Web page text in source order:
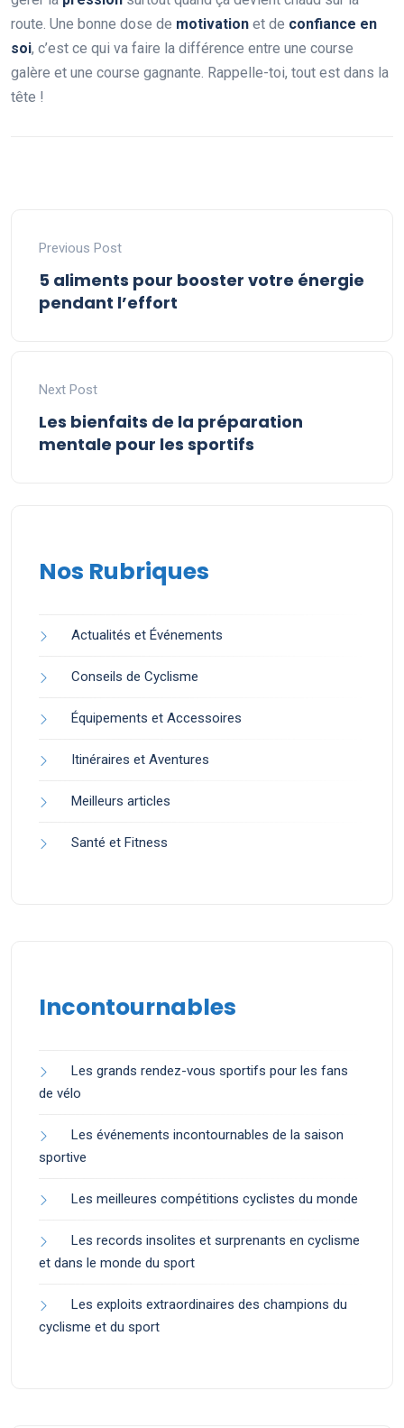
route. Une bonne dose de motivation et de confiance en
soi, c’est ce qui va faire la différence entre une course
galère et une course gagnante. Rappelle-toi, tout est dans la
tête !
Previous Post
5 aliments pour booster votre énergie
pendant l’effort
Next Post
Les bienfaits de la préparation
mentale pour les sportifs
Nos Rubriques
Actualités et Événements
Conseils de Cyclisme
Équipements et Accessoires
Itinéraires et Aventures
Meilleurs articles
Santé et Fitness
Incontournables
Les grands rendez-vous sportifs pour les fans
de vélo
Les événements incontournables de la saison
sportive
Les meilleures compétitions cyclistes du monde
Les records insolites et surprenants en cyclisme
et dans le monde du sport
Les exploits extraordinaires des champions du
cyclisme et du sport